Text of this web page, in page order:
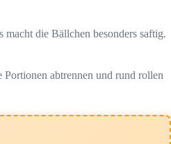
die Bällchen besonders saftig.
abtrennen und rund rollen